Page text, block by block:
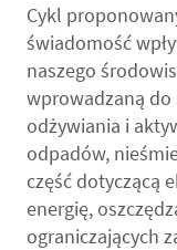
Cykl
świadomość
naszego
wprowadzaną do
odżywiania i
odpadów,
część dotyczącą
energię,
ograniczających